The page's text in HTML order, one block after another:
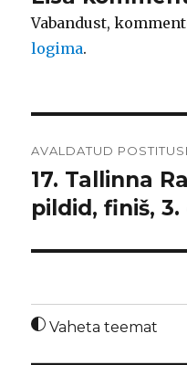
Vabandust,
logima.
AVALDATUD
17. Tallinna
pildid, finiš, 3.
Vaheta teemat